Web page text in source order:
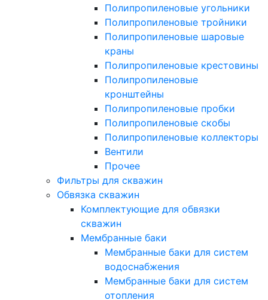
Полипропиленовые угольники
Полипропиленовые тройники
Полипропиленовые шаровые
краны
Полипропиленовые крестовины
Полипропиленовые
кронштейны
Полипропиленовые пробки
Полипропиленовые скобы
Полипропиленовые коллекторы
Вентили
Прочее
Фильтры для скважин
Обвязка скважин
Комплектующие для обвязки
скважин
Мембранные баки
Мембранные баки для систем
водоснабжения
Мембранные баки для систем
отопления